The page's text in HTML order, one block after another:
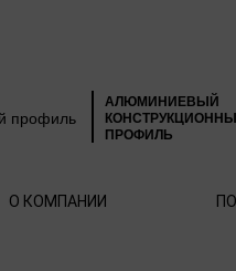
АЛЮМИНИЕВЫЙ
ПРОФИЛЬ
О КОМПАНИИ